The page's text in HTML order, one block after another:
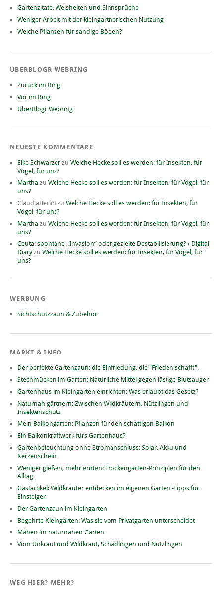
Gartenzitate, Weisheiten und Sinnsprüche
Weniger Arbeit mit der kleingärtnerischen Nutzung
Welche Pflanzen für sandige Böden?
UBERBLOGR WEBRING
Zurück im Ring
Vor im Ring
UberBlogr Webring
NEUESTE KOMMENTARE
Elke Schwarzer zu Welche Hecke soll es werden: für Insekten, für
Vögel, für uns?
Martha zu Welche Hecke soll es werden: für Insekten, für Vögel, für
uns?
ClaudiaBerlin zu Welche Hecke soll es werden: für Insekten, für
Vögel, für uns?
Martha zu Welche Hecke soll es werden: für Insekten, für Vögel, für
uns?
Ceuta: spontane „Invasion“ oder gezielte Destabilisierung? › Digital
Diaryzu Welche Hecke soll es werden: für Insekten, für Vögel, für
uns?
WERBUNG
Sichtschutzzaun & Zubehör
MARKT & INFO
Der perfekte Gartenzaun: die Einfriedung, die "Frieden schafft".
Stechmücken im Garten: Natürliche Mittel gegen lästige Blutsauger
Gartenhaus im Kleingarten einrichten: Was erlaubt das Gesetz?
Naturnah gärtnern: Zwischen Wildkräutern, Nützlingen und
Insektenschutz
Mein Balkongarten: Pflanzen für den schattigen Balkon
Ein Balkonkraftwerk fürs Gartenhaus?
Gartenbeleuchtung ohne Stromanschluss: Solar, Akku und
Kerzenschein
Weniger gießen, mehr ernten: Trockengarten-Prinzipien für den
Alltag
Gastartikel: Wildkräuter entdecken im eigenen Garten -Tipps für
Einsteiger
Der Gartenzaun im Kleingarten
Begehrte Kleingärten: Was sie vom Privatgarten unterscheidet
Mähen im naturnahen Garten
Vom Unkraut und Wildkraut, Schädlingen und Nützlingen
WEG HIER? MEHR?